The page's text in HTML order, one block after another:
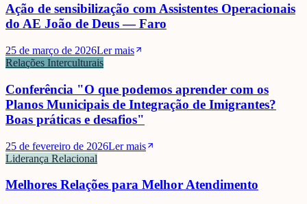
Ação de sensibilização com Assistentes Operacionais
do AE João de Deus — Faro
25 de março de 2026Ler mais
Relações Interculturais
Conferência "O que podemos aprender com os
Planos Municipais de Integração de Imigrantes?
Boas práticas e desafios"
25 de fevereiro de 2026Ler mais
Liderança Relacional
Melhores Relações para Melhor Atendimento